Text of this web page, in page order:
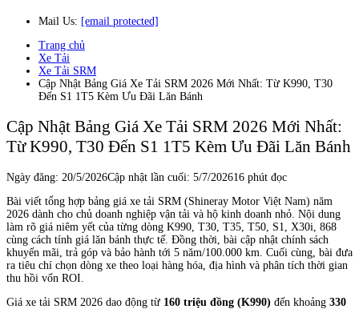
Mail Us: [email protected]
Trang chủ
Xe Tải
Xe Tải SRM
Cập Nhật Bảng Giá Xe Tải SRM 2026 Mới Nhất: Từ K990, T30
Đến S1 1T5 Kèm Ưu Đãi Lăn Bánh
Cập Nhật Bảng Giá Xe Tải SRM 2026 Mới Nhất:
Từ K990, T30 Đến S1 1T5 Kèm Ưu Đãi Lăn Bánh
Ngày đăng: 20/5/2026Cập nhật lần cuối: 5/7/202616 phút đọc
Bài viết tổng hợp bảng giá xe tải SRM (Shineray Motor Việt Nam) năm
2026 dành cho chủ doanh nghiệp vận tải và hộ kinh doanh nhỏ. Nội dung
làm rõ giá niêm yết của từng dòng K990, T30, T35, T50, S1, X30i, 868
cùng cách tính giá lăn bánh thực tế. Đồng thời, bài cập nhật chính sách
khuyến mãi, trả góp và bảo hành tới 5 năm/100.000 km. Cuối cùng, bài đưa
ra tiêu chí chọn dòng xe theo loại hàng hóa, địa hình và phân tích thời gian
thu hồi vốn ROI.
Giá xe tải SRM 2026 dao động từ 160 triệu đồng (K990) đến khoảng 330